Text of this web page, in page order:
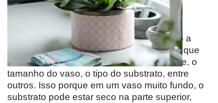
Devo regar todos os dias?
Isso irá depender de alguns fatores, como a
espécie da sua orquídea, e os fatores em que
ela se encontra, como o clima do ambiente, o
tamanho do vaso, o tipo do substrato, entre
outros. Isso porque em um vaso muito fundo, o
substrato pode estar seco na parte superior,